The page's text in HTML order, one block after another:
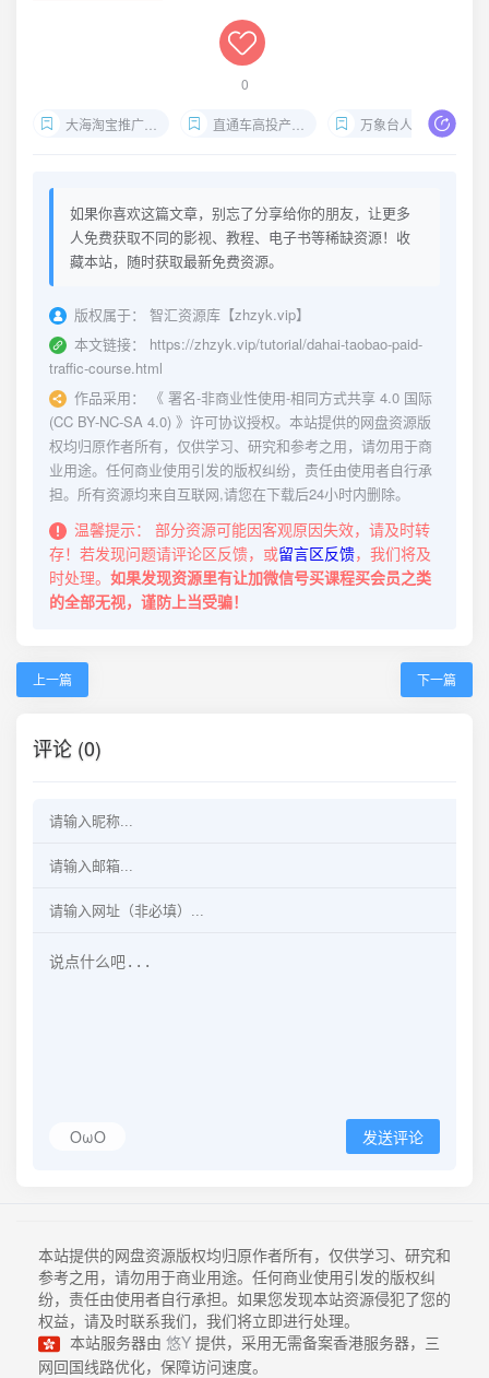
0
大海淘宝推广课程 直通车高投产玩法 万象台人群优化
如果你喜欢这篇文章，别忘了分享给你的朋友，让更多
人免费获取不同的影视、教程、电子书等稀缺资源！收
藏本站，随时获取最新免费资源。
版权属于：
智汇资源库【zhzyk.vip】
本文链接：
https://zhzyk.vip/tutorial/dahai-taobao-paid-
traffic-course.html
作品采用：
《 署名-非商业性使用-相同方式共享 4.0 国际
(CC BY-NC-SA 4.0) 》许可协议授权。本站提供的网盘资源版
权均归原作者所有，仅供学习、研究和参考之用，请勿用于商
业用途。任何商业使用引发的版权纠纷，责任由使用者自行承
担。所有资源均来自互联网,请您在下载后24小时内删除。
温馨提示：
部分资源可能因客观原因失效，请及时转
存！若发现问题请评论区反馈，或留言区反馈，我们将及
时处理。 如果发现资源里有让加微信号买课程买会员之类
的全部无视，谨防上当受骗！
上一篇 下一篇
评论 (0)
OωO 发送评论
本站提供的网盘资源版权均归原作者所有，仅供学习、研究和
参考之用，请勿用于商业用途。任何商业使用引发的版权纠
纷，责任由使用者自行承担。如果您发现本站资源侵犯了您的
权益，请及时联系我们，我们将立即进行处理。
本站服务器由 悠Y 提供，采用无需备案香港服务器，三
网回国线路优化，保障访问速度。